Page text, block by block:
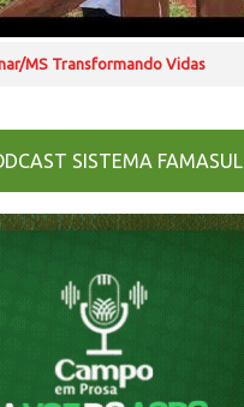
MS Transformando Vidas
SISTEMA FAMASUL